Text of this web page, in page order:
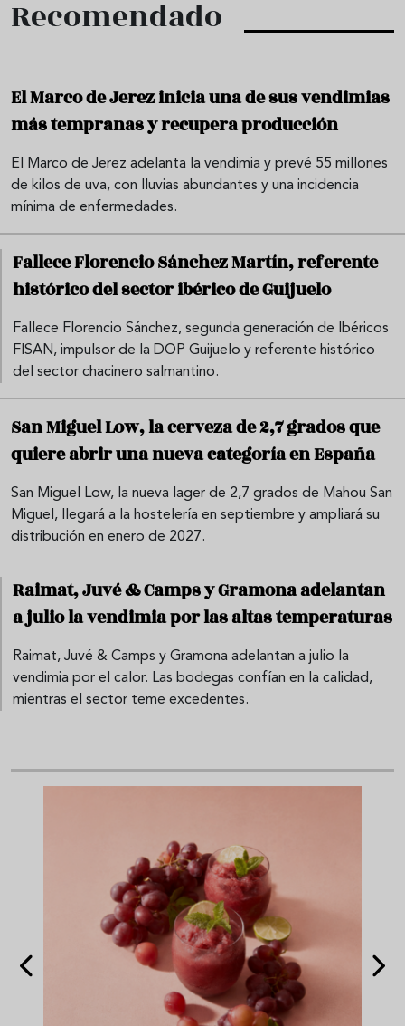
Recomendado
El Marco de Jerez inicia una de sus vendimias
más tempranas y recupera producción
El Marco de Jerez adelanta la vendimia y prevé 55 millones
de kilos de uva, con lluvias abundantes y una incidencia
mínima de enfermedades.
Fallece Florencio Sánchez Martín, referente
histórico del sector ibérico de Guijuelo
Fallece Florencio Sánchez, segunda generación de Ibéricos
FISAN, impulsor de la DOP Guijuelo y referente histórico
del sector chacinero salmantino.
San Miguel Low, la cerveza de 2,7 grados que
quiere abrir una nueva categoría en España
San Miguel Low, la nueva lager de 2,7 grados de Mahou San
Miguel, llegará a la hostelería en septiembre y ampliará su
distribución en enero de 2027.
Raimat, Juvé & Camps y Gramona adelantan
a julio la vendimia por las altas temperaturas
Raimat, Juvé & Camps y Gramona adelantan a julio la
vendimia por el calor. Las bodegas confían en la calidad,
mientras el sector teme excedentes.